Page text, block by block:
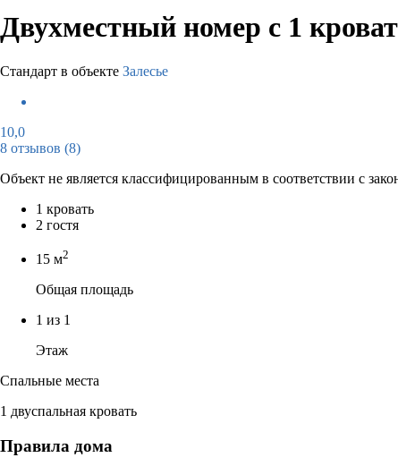
Двухместный номер с 1
Стандарт в объекте Залесье
10,0
8 отзывов (8)
Объект не является классифицированным в соответствии с
1 кровать
2 гостя
15 м2
Общая площадь
1 из 1
Этаж
Спальные места
1 двуспальная кровать
Правила дома